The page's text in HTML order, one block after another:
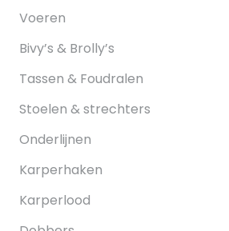
Voeren
Bivy’s & Brolly’s
Tassen & Foudralen
Stoelen & strechters
Onderlijnen
Karperhaken
Karperlood